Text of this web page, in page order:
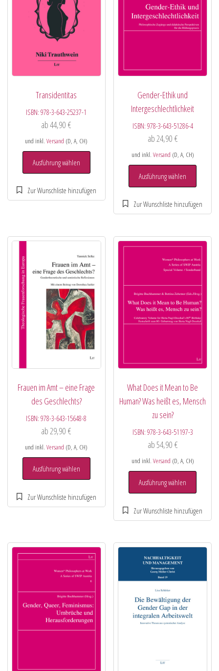
Transidentitas
ISBN:978-3-643-25237-1
ab44,90€
und inkl.Versand (D, A, CH)
Ausführung wählen
Gender-Ethik und
Intergeschlechtlichkeit
ISBN: 978-3-643-51286-4
ab 24,90 €
und inkl. Versand (D, A, CH)
Ausführung wählen
Frauen im Amt – eine Frage
des Geschlechts?
ISBN:978-3-643-15648-8
ab29,90€
und inkl.Versand (D, A, CH)
Ausführung wählen
What Does it Mean to Be
Human? Was heißt es, Mensch
zu sein?
ISBN: 978-3-643-51197-3
ab54,90 €
und inkl. Versand (D, A, CH)
Ausführung wählen